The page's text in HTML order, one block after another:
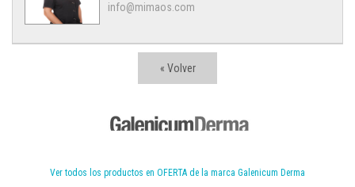
« Volver
Ver todos los productos en OFERTA de la marca Galenicum Derma
info@mimaos.com